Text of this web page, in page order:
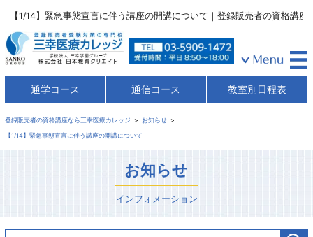
【1/14】緊急事態宣言に伴う講座の開講について｜登録販売者の資格講
通学コース 通信コース 教室別日程表
登録販売者の資格講座なら三幸医療カレッジ
お知らせ
【1/14】緊急事態宣言に伴う講座の開講について
お知らせ
インフォメーション